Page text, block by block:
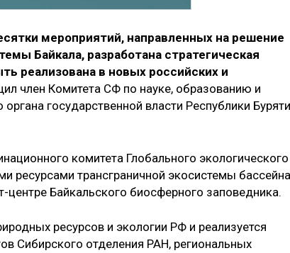
мероприятий, направленных на решение
Байкала, разработана стратегическая
реализована в новых российских и
член Комитета СФ по науке, образованию и
органа государственной власти Республики
комитета Глобального экологического
ресурсами трансграничной экосистемы бассейна
Байкальского биосферного заповедника.
ресурсов и экологии РФ и реализуется
Сибирского отделения РАН, региональных